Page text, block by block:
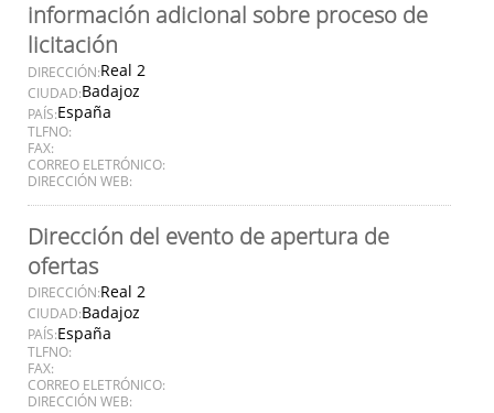
información adicional sobre proceso de
licitación
DIRECCIÓN:Real 2
CIUDAD:Badajoz
PAÍS:España
TLFNO:
FAX:
CORREO ELETRÓNICO:
DIRECCIÓN WEB:
Dirección del evento de apertura de
ofertas
DIRECCIÓN:Real 2
CIUDAD:Badajoz
PAÍS:España
TLFNO:
FAX:
CORREO ELETRÓNICO:
DIRECCIÓN WEB: